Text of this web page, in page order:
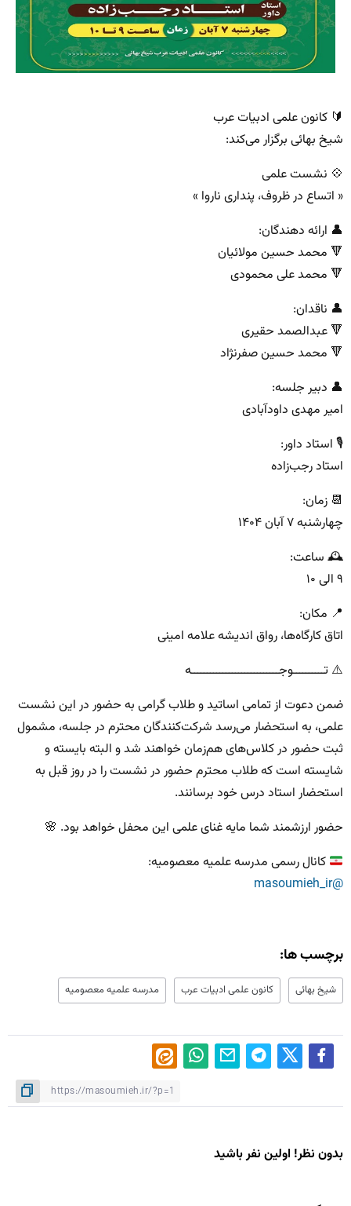
🔰 کانون علمی ادبیات عرب
شیخ بهائی برگزار می‌کند:
💠 نشست علمی
« اتساع در ظروف، پنداری ناروا »
👤 ارائه دهندگان:
🔻 محمد حسین مولائیان
🔻 محمد علی محمودی
👤 ناقدان:
🔻 عبدالصمد حقیری
🔻 محمد حسین صفرنژاد
👤 دبیر جلسه:
امیر مهدی داودآبادی
🎙 استاد داور:
استاد رجب‌زاده
📆 زمان:
چهارشنبه ۷ آبان ۱۴۰۴
🕰 ساعت:
۹ الی ۱۰
📍 مکان:
اتاق کارگاه‌ها، رواق اندیشه علامه امینی
⚠️ تــــــــــوجــــــــــــــــــــــــــــه
ضمن دعوت از تمامی اساتید و طلاب گرامی به حضور در این نشست
علمی، به استحضار می‌رسد شرکت‌کنندگان محترم در جلسه، مشمول
ثبت حضور در کلاس‌های هم‌زمان خواهند شد و البته بایسته و
شایسته است که طلاب محترم حضور در نشست را در روز قبل به
استحضار استاد درس خود برسانند.
حضور ارزشمند شما مایه غنای علمی این محفل خواهد بود. 🌸
کانال رسمی مدرسه علمیه معصومیه:
@masoumieh_ir
برچسب ها:
شیخ بهائی کانون علمی ادبیات عرب مدرسه علمیه معصومیه
بدون نظر! اولین نفر باشید